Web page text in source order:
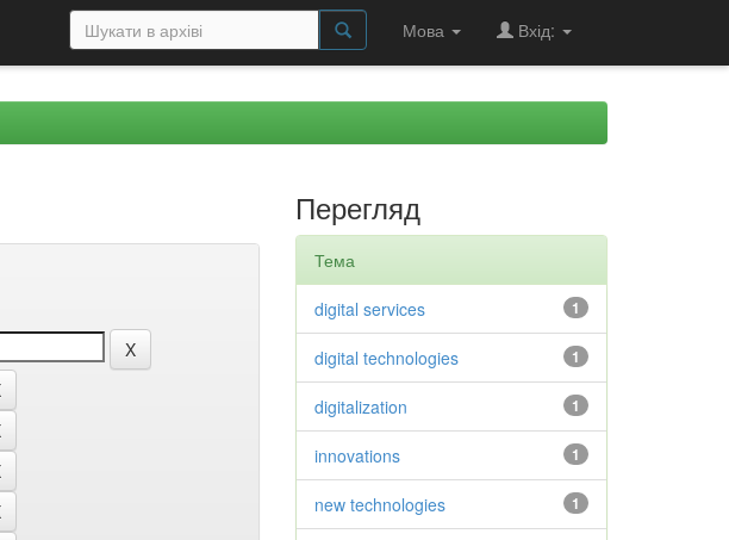
Мова Вхід:
Перегляд
Тема
1
digital services
1
digital technologies
1
digitalization
1
innovations
1
new technologies